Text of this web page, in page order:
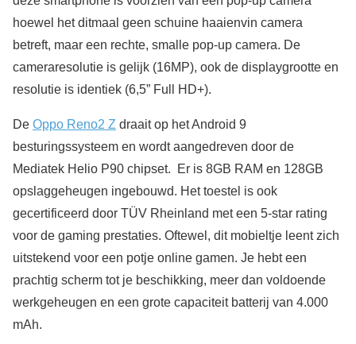
hoewel het ditmaal geen schuine haaienvin camera
betreft, maar een rechte, smalle pop-up camera. De
cameraresolutie is gelijk (16MP), ook de displaygrootte en
resolutie is identiek (6,5” Full HD+).
De Oppo Reno2 Z draait op het Android 9
besturingssysteem en wordt aangedreven door de
Mediatek Helio P90 chipset. Er is 8GB RAM en 128GB
opslaggeheugen ingebouwd. Het toestel is ook
gecertificeerd door TÜV Rheinland met een 5-star rating
voor de gaming prestaties. Oftewel, dit mobieltje leent zich
uitstekend voor een potje online gamen. Je hebt een
prachtig scherm tot je beschikking, meer dan voldoende
werkgeheugen en een grote capaciteit batterij van 4.000
mAh.